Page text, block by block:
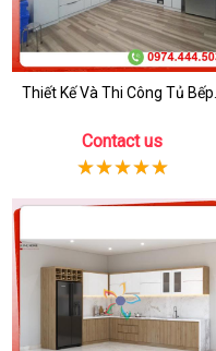
Thiết Kế Và Thi Công Tủ Bếp...
Contact us